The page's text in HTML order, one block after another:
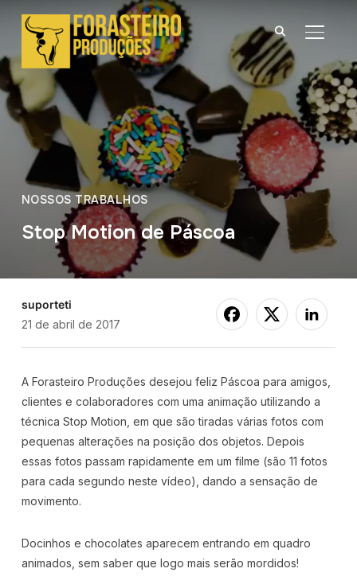
NOSSOS TRABALHOS
Stop Motion de Páscoa
suporteti
21 de abril de 2017
A Forasteiro Produções desejou feliz Páscoa para amigos,
clientes e colaboradores com uma animação utilizando a
técnica Stop Motion, em que são tiradas várias fotos com
pequenas alterações na posição dos objetos. Depois
essas fotos passam rapidamente em um filme (são 11 fotos
para cada segundo neste vídeo), dando a sensação de
movimento.
Docinhos e chocolates aparecem entrando em quadro
animados, sem saber que logo mais serão mordidos!